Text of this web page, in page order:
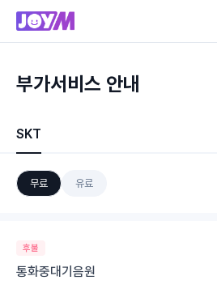
부가서비스 안내
SKT
무료 유료
후불
통화중대기음원